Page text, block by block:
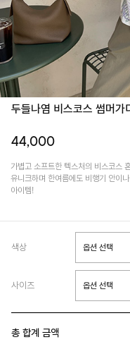
두들나염 비스코스 썸머가
44,000
가볍고 소프트한 텍스처의 비스코스
유니크하며 한여름에도 비행기 안이
아이템!
색상
사이즈
총 합계 금액